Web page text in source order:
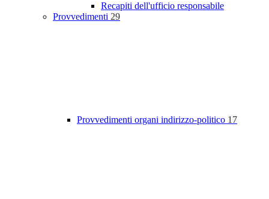
Recapiti dell'ufficio responsabile
Provvedimenti 29
Provvedimenti organi indirizzo-politico 17